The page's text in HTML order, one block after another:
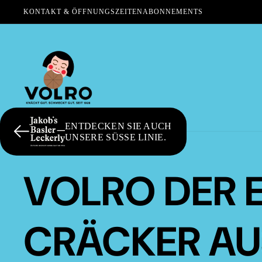
KONTAKT & ÖFFNUNGSZEITENABONNEMENTS
ENTDECKEN SIE AUCH
UNSERE SÜSSE LINIE.
VOLRO DER
CRÄCKER